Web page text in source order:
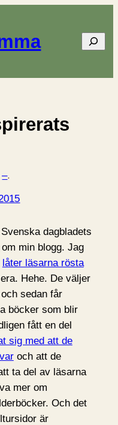
Sök
–.
dagbladets
min blogg. Jag
låter läsarna rösta
Hehe. De väljer
sedan får
böcker som blir
fått en del
sig med att de
och att de
ta del av läsarna
mer om
Och det
är